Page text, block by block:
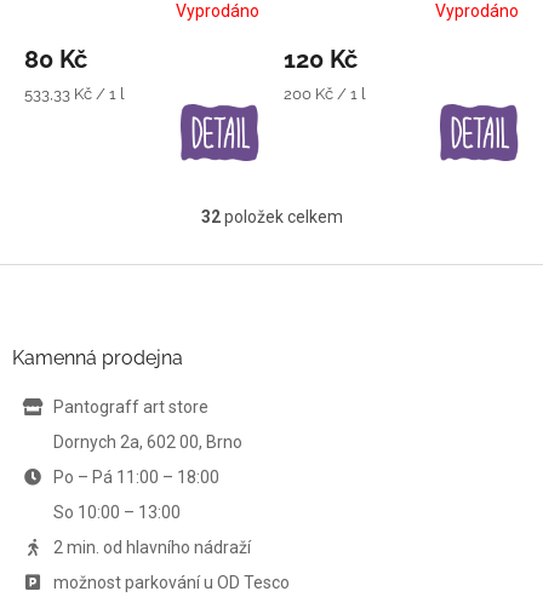
Vyprodáno
80 Kč
Měrná
533,33 Kč / 1 l
Vyprodáno
120 Kč
Měrná
200 Kč / 1 l
O
l
32položek celkem
Kamenná prodejna
Pantograff art store
Dornych 2a, 602 00, Brno
Po – Pá 11:00 – 18:00
So 10:00 – 13:00
2 min. od hlavního nádraží
možnost parkování u OD Tesco